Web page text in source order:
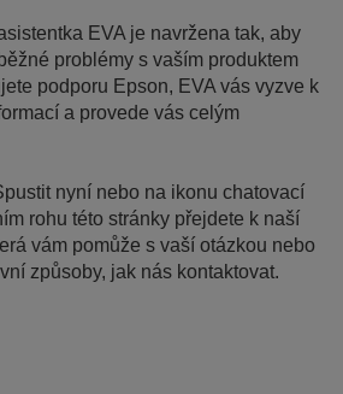
EVA je navržena tak, aby
problémy s vaším produktem
podporu Epson, EVA vás vyzve k
a provede vás celým
nyní nebo na ikonu chatovací
rohu této stránky přejdete k naší
vám pomůže s vaší otázkou nebo
způsoby, jak nás kontaktovat.